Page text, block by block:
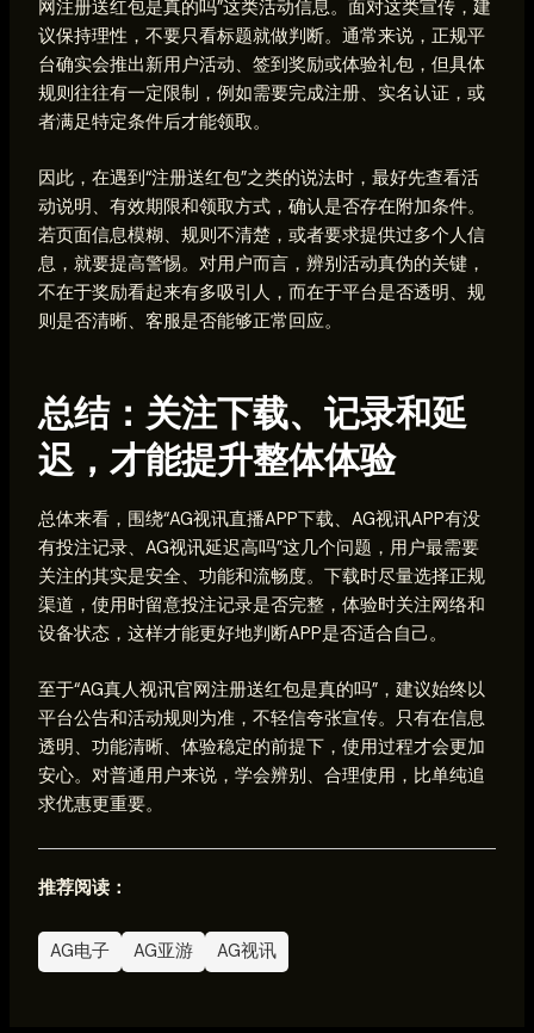
网注册送红包是真的吗”这类活动信息。面对这类宣传，建
议保持理性，不要只看标题就做判断。通常来说，正规平
台确实会推出新用户活动、签到奖励或体验礼包，但具体
规则往往有一定限制，例如需要完成注册、实名认证，或
者满足特定条件后才能领取。
因此，在遇到“注册送红包”之类的说法时，最好先查看活
动说明、有效期限和领取方式，确认是否存在附加条件。
若页面信息模糊、规则不清楚，或者要求提供过多个人信
息，就要提高警惕。对用户而言，辨别活动真伪的关键，
不在于奖励看起来有多吸引人，而在于平台是否透明、规
则是否清晰、客服是否能够正常回应。
总结：关注下载、记录和延
迟，才能提升整体体验
总体来看，围绕“AG视讯直播APP下载、AG视讯APP有没
有投注记录、AG视讯延迟高吗”这几个问题，用户最需要
关注的其实是安全、功能和流畅度。下载时尽量选择正规
渠道，使用时留意投注记录是否完整，体验时关注网络和
设备状态，这样才能更好地判断APP是否适合自己。
至于“AG真人视讯官网注册送红包是真的吗”，建议始终以
平台公告和活动规则为准，不轻信夸张宣传。只有在信息
透明、功能清晰、体验稳定的前提下，使用过程才会更加
安心。对普通用户来说，学会辨别、合理使用，比单纯追
求优惠更重要。
推荐阅读：
AG电子 AG亚游 AG视讯